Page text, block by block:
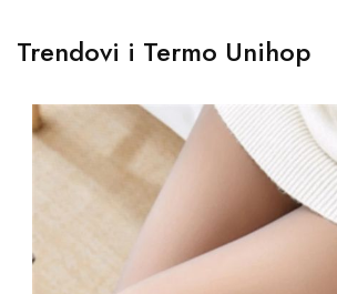
Trendovi i Termo Unihop